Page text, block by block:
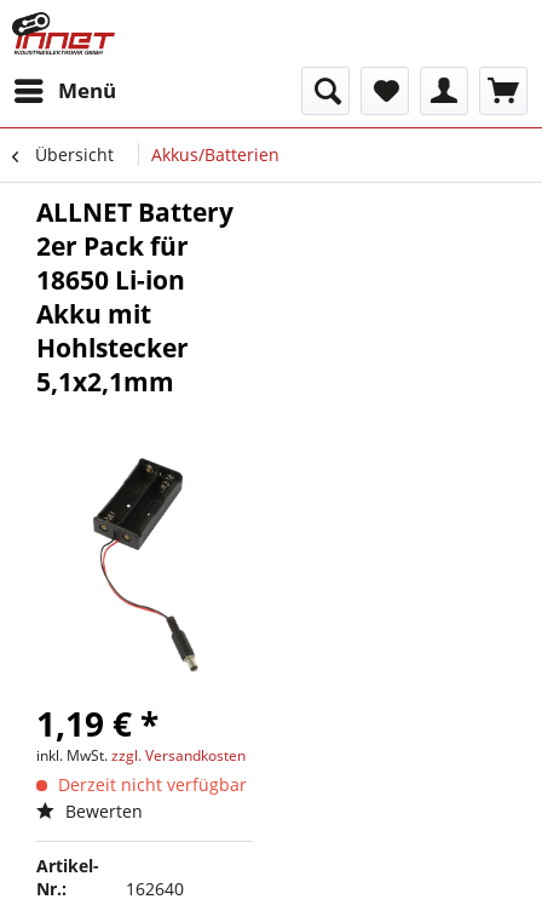
Menü
Übersicht Akkus/Batterien
ALLNET Battery
2er Pack für
18650 Li-ion
Akku mit
Hohlstecker
5,1x2,1mm
1,19 € *
inkl. MwSt.zzgl. Versandkosten
Derzeit nicht verfügbar
Bewerten
Artikel-
Nr.:
162640